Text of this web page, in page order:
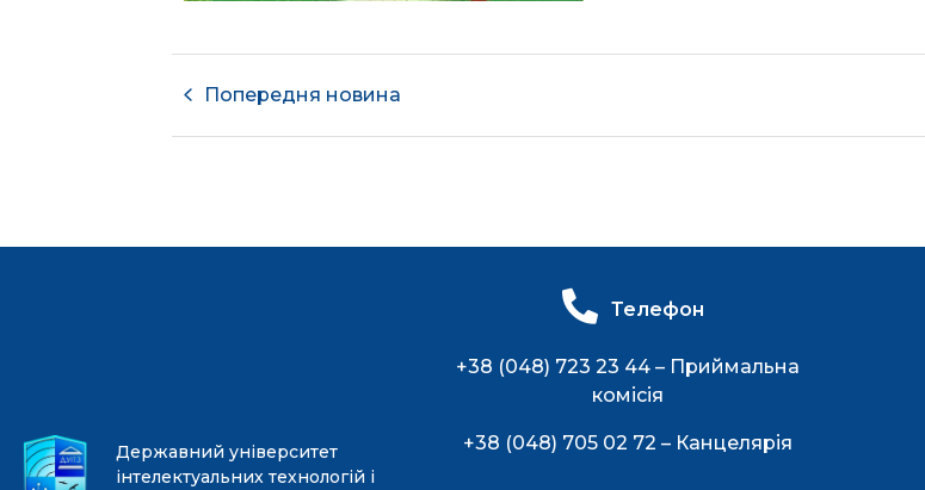
Попередня новина
Державний університет
інтелектуальних технологій і
Телефон
+38 (048) 723 23 44 – Приймальна
комісія
+38 (048) 705 02 72 – Канцелярія